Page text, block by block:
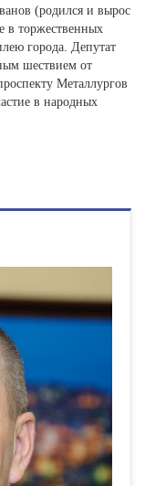
(родился и вырос
в торжественных
города. Депутат
шествием от
Металлургов
в народных